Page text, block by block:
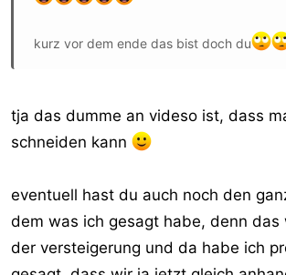
kurz vor dem ende das bist doch du
tja das dumme an videso ist, dass
schneiden kann
eventuell hast du auch noch den
dem was ich gesagt habe, denn das
der versteigerung und da habe ich